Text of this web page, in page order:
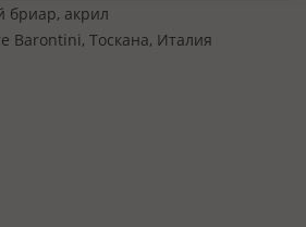
бриар, акрил
Barontini, Тоскана, Италия